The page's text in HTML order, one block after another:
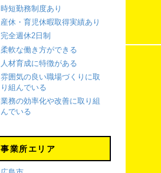
時短勤務制度あり
産休・育児休暇取得実績あり
完全週休2日制
柔軟な働き方ができる
人材育成に特徴がある
雰囲気の良い職場づくりに取
り組んでいる
業務の効率化や改善に取り組
んでいる
事業所エリア